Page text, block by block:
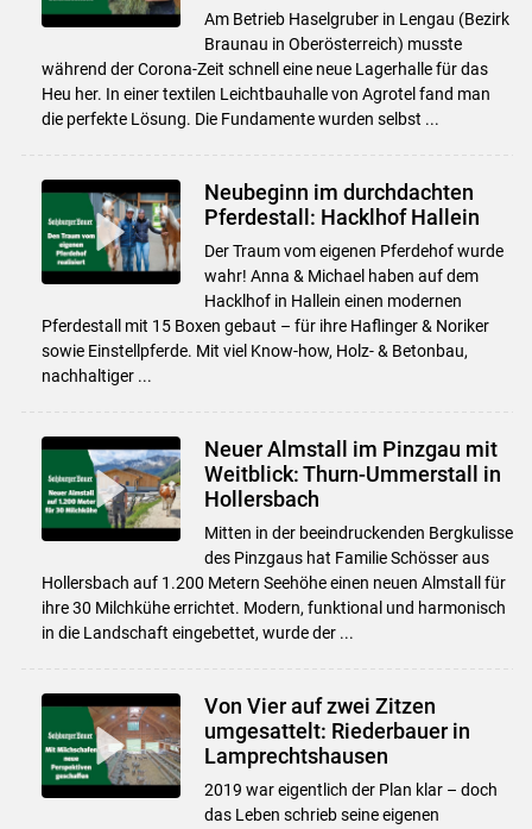
Am Betrieb Haselgruber in Lengau (Bezirk
Braunau in Oberösterreich) musste
während der Corona-Zeit schnell eine neue Lagerhalle für das
Heu her. In einer textilen Leichtbauhalle von Agrotel fand man
die perfekte Lösung. Die Fundamente wurden selbst ...
Neubeginn im durchdachten
Pferdestall: Hacklhof Hallein
Der Traum vom eigenen Pferdehof wurde
wahr! Anna & Michael haben auf dem
Hacklhof in Hallein einen modernen
Pferdestall mit 15 Boxen gebaut – für ihre Haflinger & Noriker
sowie Einstellpferde. Mit viel Know-how, Holz- & Betonbau,
nachhaltiger ...
Neuer Almstall im Pinzgau mit
Weitblick: Thurn-Ummerstall in
Hollersbach
Mitten in der beeindruckenden Bergkulisse
des Pinzgaus hat Familie Schösser aus
Hollersbach auf 1.200 Metern Seehöhe einen neuen Almstall für
ihre 30 Milchkühe errichtet. Modern, funktional und harmonisch
in die Landschaft eingebettet, wurde der ...
Von Vier auf zwei Zitzen
umgesattelt: Riederbauer in
Lamprechtshausen
2019 war eigentlich der Plan klar – doch
das Leben schrieb seine eigenen